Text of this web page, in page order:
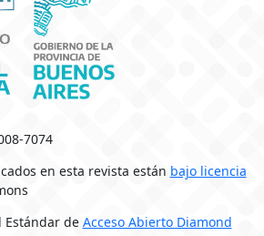
7074
en esta revista están bajo licencia
de Acceso Abierto Diamond